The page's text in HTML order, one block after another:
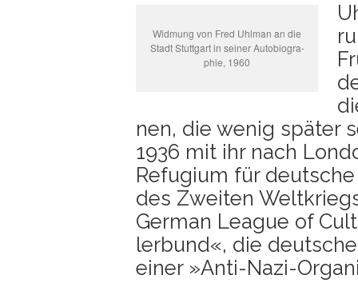
Wid­mung von Fred Uhl­man an die
Stadt Stutt­gart in sei­ner Auto­bio­gra­
phie, 1960
nen, die wenig spä­ter
1936 mit ihr nach
Refu­gi­um für
des Zwei­ten
Ger­man League of
ler­bund«, die
einer »Anti-Nazi-